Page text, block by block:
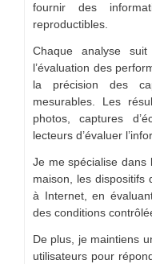
fournir des
reproductibles.
Chaque analyse
l’évaluation des
la précision des
mesurables. Les
photos, captures
lecteurs d’évaluer
Je me spécialise dans
maison, les dispositifs
à Internet, en
des conditions
De plus, je maintiens
utilisateurs pour